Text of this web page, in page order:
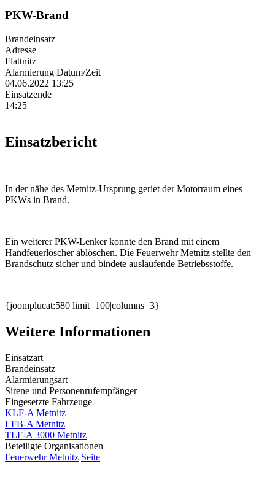
PKW-Brand
Brandeinsatz
Adresse
Flattnitz
Alarmierung Datum/Zeit
04.06.2022 13:25
Einsatzende
14:25
Einsatzbericht
In der nähe des Metnitz-Ursprung geriet der Motorraum eines
PKWs in Brand.
Ein weiterer PKW-Lenker konnte den Brand mit einem
Handfeuerlöscher ablöschen. Die Feuerwehr Metnitz stellte den
Brandschutz sicher und bindete auslaufende Betriebsstoffe.
{joomplucat:580 limit=100|columns=3}
Weitere Informationen
Einsatzart
Brandeinsatz
Alarmierungsart
Sirene und Personenrufempfänger
Eingesetzte Fahrzeuge
KLF-A Metnitz
LFB-A Metnitz
TLF-A 3000 Metnitz
Beteiligte Organisationen
Feuerwehr Metnitz Seite